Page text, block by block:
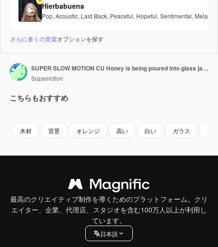
Hierbabuena
Pop, Acoustic, Laid Back, Peaceful, Hopeful, Sentimental,
さらに多くの音楽オプションを探す
SUPER SLOW MOTION CU Honey is being poured into glass jar against bright background
Supamotion
こちらもおすすめ
木材 背景 オレンジ 高い 白い ガラス
最高のクリエイティブ制作を導くためのプラットフォーム。クリ
エイター、企業、代理店、スタジオを含む100万人以上が利用し
ています。
日本語